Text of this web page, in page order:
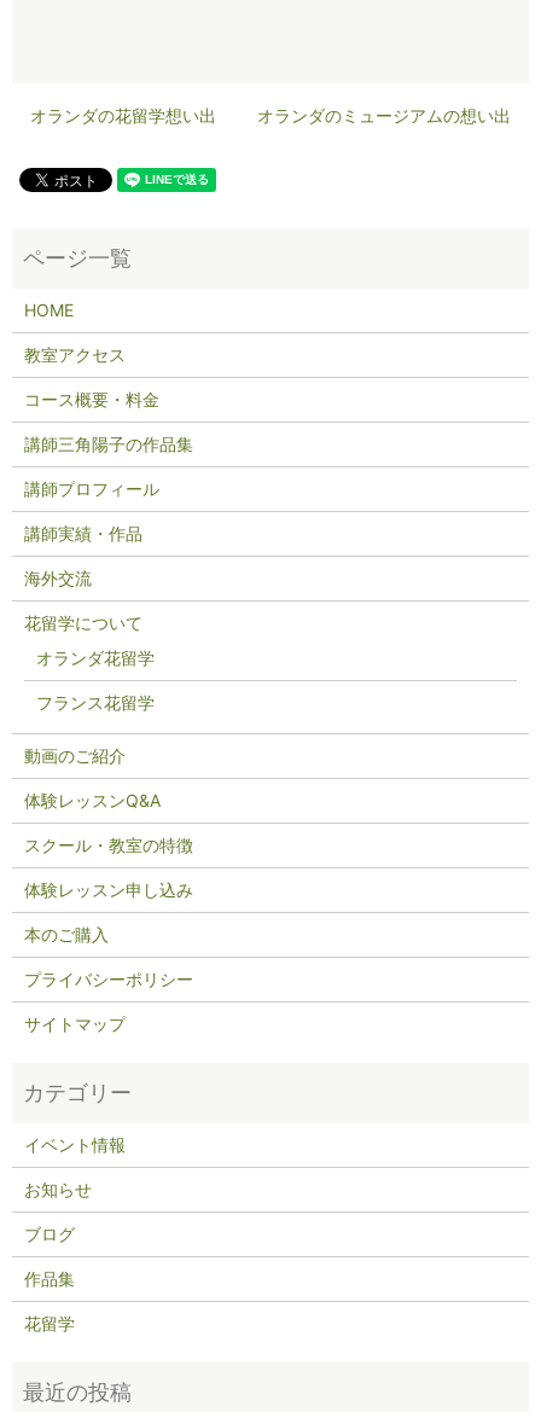
オランダの花留学想い出 オランダのミュージアムの想い出
HOME
教室アクセス
コース概要・料金
講師三角陽子の作品集
講師プロフィール
講師実績・作品
海外交流
花留学について
オランダ花留学
フランス花留学
動画のご紹介
体験レッスンQ&A
スクール・教室の特徴
体験レッスン申し込み
本のご購入
プライバシーポリシー
サイトマップ
イベント情報
お知らせ
ブログ
作品集
花留学